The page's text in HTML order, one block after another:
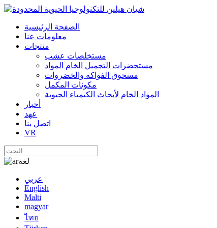
الصفحة الرئيسية
معلومات عنا
منتجات
مستخلصات عشب
مستحضرات التجميل الخام المواد
مسحوق الفواكه والخضروات
مكونات المكمل
المواد الخام لأبحاث الكيمياء الحيوية
أخبار
عهد
اتصل بنا
VR
لغة
عربي
English
Malti
magyar
ไทย